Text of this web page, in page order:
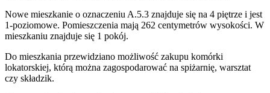
Nowe mieszkanie o oznaczeniuA.5.3 znajduje się na 4 piętrze i jest
1-poziomowe. Pomieszczenia mają 262 centymetrów wysokości. W
mieszkaniu znajduje się 1 pokój.
Do mieszkania przewidziano możliwość zakupu komórki
lokatorskiej, którą można zagospodarować na spiżarnię, warsztat
czy składzik.